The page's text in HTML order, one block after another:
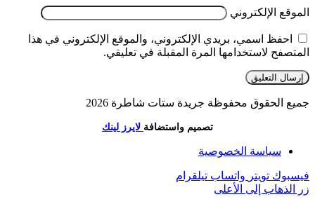
الموقع الإلكتروني
احفظ اسمي، بريدي الإلكتروني، والموقع الإلكتروني في هذا
المتصفح لاستخدامها المرة المقبلة في تعليقي.
جميع الحقوق محفوظة جريدة ستات شاطرة 2026
تصميم واستضافة لايرز لينك
سياسة الخصوصية
فيسبوك تويتر واتساب تيلقرام
زر الذهاب إلى الأعلى